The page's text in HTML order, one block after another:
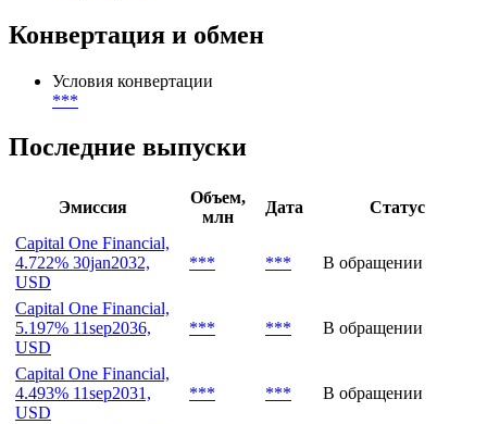
Конвертация и обмен
Условия конвертации
***
Последние выпуски
Эмиссия
Объем,
млн
Дата
Статус
Capital One Financial,
4.722% 30jan2032,
USD
*** *** В обращении
Capital One Financial,
5.197% 11sep2036,
USD
*** *** В обращении
Capital One Financial,
4.493% 11sep2031,
USD
*** *** В обращении